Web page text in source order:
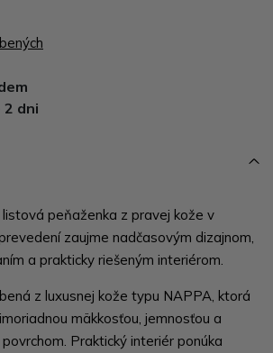
2 dni
peňaženka z pravej kože v
zaujme nadčasovým dizajnom,
a prakticky riešeným interiérom.
z luxusnej kože typu NAPPA, ktorá
mäkkosťou, jemnosťou a
Praktický interiér ponúka